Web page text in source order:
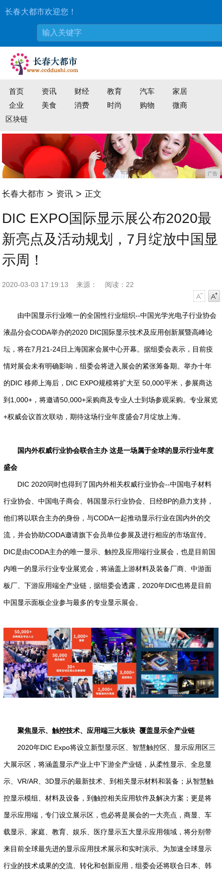
长春大都市欢迎您！
首页 资讯 财经 教育 汽车
家居
企业
美食 消费 时尚 购物
微商
区块链
广告
长春大都市 > 资讯 > 正文
DIC EXPO国际显示展公布2020最
新亮点及活动规划，7月绽放中国显
示周！
2020-03-03 17:19:13 来源：
阅读：22
由中国显示行业唯一的全国性行业组织--中国光学光电子行业协会
液晶分会CODA举办的2020 DIC国际显示技术及应用创新展暨高峰论
坛，将在7月21-24日上海国家会展中心开幕。据组委会表示，目前疫
情对展会未有明确影响，组委会将进入展会的紧张筹备期。举办十年
的DIC 移师上海后，DIC EXPO规模将扩大至 50,000平米，参展商达
到1,000+，将邀请50,000+采购商及专业人士到场参观采购。专业展览
+权威会议首次联动，期待这场行业年度盛会7月绽放上海。
国内外权威行业协会联合主办 这是一场属于全球的显示行业年度
盛会
DIC 2020同时也得到了国内外相关权威行业协会--中国电子材料
行业协会、中国电子商会、韩国显示行业协会、日经BP的鼎力支持，
他们将以联合主办的身份，与CODA一起推动显示行业在国内外的交
流，并会协助CODA邀请旗下会员单位参展及进行相应的市场宣传。
DIC是由CODA主办的唯一显示、触控及应用端行业展会，也是目前国
内唯一的显示行业专业展览会，将涵盖上游材料及装备厂商、中游面
板厂、下游应用端全产业链，据组委会透露，2020年DIC也将是目前
中国显示面板企业参与最多的专业显示展会。
聚焦显示、触控技术、应用端三大板块 覆盖显示全产业链
2020年DIC Expo将设立新型显示区、智慧触控区、显示应用区三
大展示区，将涵盖显示产业上中下游全产业链，从柔性显示、全息显
示、VR/AR、3D显示的最新技术、到相关显示材料和装备；从智慧触
控显示模组、材料及设备，到触控相关应用软件及解决方案；更是将
显示应用端，专门设立展示区，也必将是展会的一大亮点，商显、车
载显示、家庭、教育、娱乐、医疗显示五大显示应用领域，将分别带
来目前全球最先进的显示应用技术展示和实时演示。为加速全球显示
行业的技术成果的交流、转化和创新应用，组委会还将联合日本、韩